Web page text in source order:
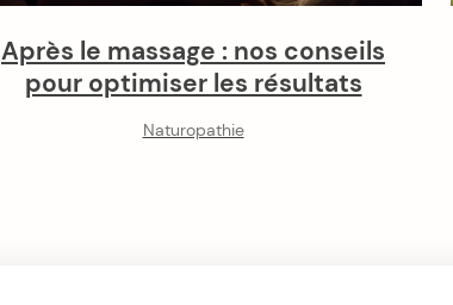
Après le massage : nos conseils
pour optimiser les résultats
Naturopathie